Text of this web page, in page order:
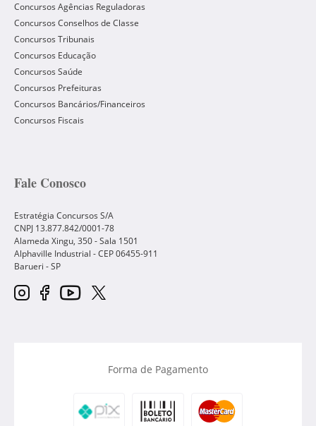
Concursos Agências Reguladoras
Concursos Conselhos de Classe
Concursos Tribunais
Concursos Educação
Concursos Saúde
Concursos Prefeituras
Concursos Bancários/Financeiros
Concursos Fiscais
Fale Conosco
Estratégia Concursos S/A
CNPJ 13.877.842/0001-78
Alameda Xingu, 350 - Sala 1501
Alphaville Industrial - CEP06455-911
Barueri -SP
Forma de Pagamento